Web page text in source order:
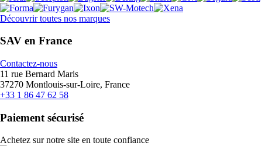
Découvrir toutes nos marques
SAV en France
Contactez-nous
11 rue Bernard Maris
37270 Montlouis-sur-Loire, France
+33 1 86 47 62 58
Paiement sécurisé
Achetez sur notre site en toute confiance